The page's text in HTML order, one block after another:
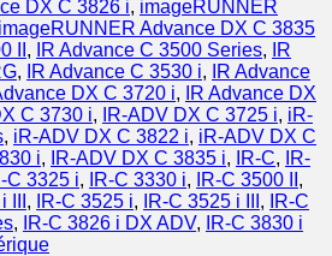
DX C 3826 i, imageRUNNER
imageRUNNER Advance DX C 3835
II , IR Advance C 3500 Series,
IR
, IR Advance C 3530 i,
IR Advance
DX C 3720 i,
IR Advance DX
C 3730 i, IR-ADV DX C 3725 i, iR-
, iR-ADV DX C 3822 i, iR-ADV DX C
i, IR-ADV DX C 3835 i, IR-C,
IR-
C 3325 i, IR-C 3330 i, IR-C 3500 II ,
, IR-C 3525 i, IR-C 3525 i III ,
IR-C
, IR-C 3826 i DX ADV,
IR-C 3830 i